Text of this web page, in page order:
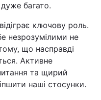
багато.
ключову роль.
незрозумілими не
що насправді
Активне
та щирий
наші стосунки.